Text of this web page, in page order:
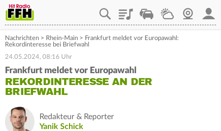
PlaylistStaupilotWetterWebcam
Nachrichten > Rhein-Main > Frankfurt meldet vor Europawahl:
Rekordinteresse bei Briefwahl
24.05.2024, 08:16 Uhr
Frankfurt meldet vor Europawahl
REKORDINTERESSE AN DER
BRIEFWAHL
Redakteur & Reporter
Yanik Schick